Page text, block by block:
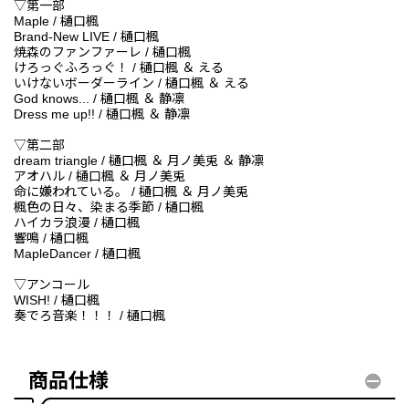
▽第一部
Maple / 樋口楓
Brand-New LIVE / 樋口楓
焼森のファンファーレ / 樋口楓
けろっぐふろっぐ！ / 樋口楓 ＆ える
いけないボーダーライン / 樋口楓 ＆ える
God knows... / 樋口楓 ＆ 静凛
Dress me up!! / 樋口楓 ＆ 静凛
▽第二部
dream triangle / 樋口楓 ＆ 月ノ美兎 ＆ 静凛
アオハル / 樋口楓 ＆ 月ノ美兎
命に嫌われている。 / 樋口楓 ＆ 月ノ美兎
楓色の日々、染まる季節 / 樋口楓
ハイカラ浪漫 / 樋口楓
響鳴 / 樋口楓
MapleDancer / 樋口楓
▽アンコール
WISH! / 樋口楓
奏でろ音楽！！！ / 樋口楓
商品仕様